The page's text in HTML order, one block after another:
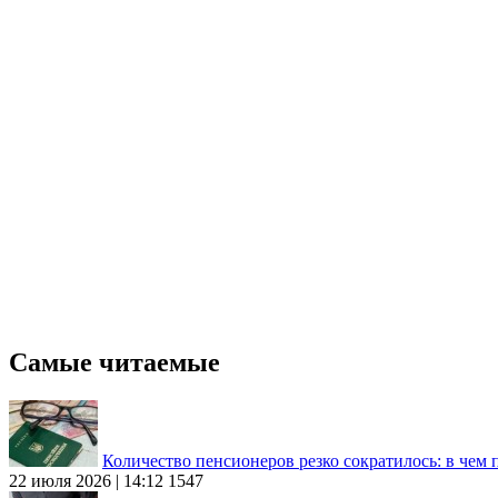
Самые читаемые
Количество пенсионеров резко сократилось: в чем
22 июля 2026 | 14:12 1547